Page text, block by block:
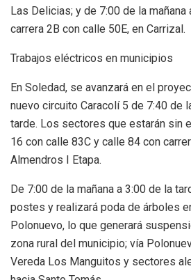
Las Delicias; y de 7:00 de la mañana
carrera 2B con calle 50E, en Carrizal.
Trabajos eléctricos en municipios
En Soledad, se avanzará en el
nuevo circuito Caracolí 5 de 7:40 de
tarde. Los sectores que estarán sin
16 con calle 83C y calle 84 con
Almendros I Etapa.
De 7:00 de la mañana a 3:00 de la
postes y realizará poda de árboles
Polonuevo, lo que generará
zona rural del municipio; vía
Vereda Los Manguitos y sectores